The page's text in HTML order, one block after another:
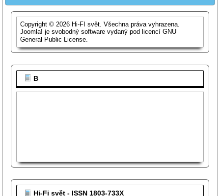
Copyright © 2026 Hi-FI svět. Všechna práva vyhrazena.
Joomla! je svobodný software vydaný pod licencíGNU
General Public License.
B
Hi-Fi svět - ISSN 1803-733X